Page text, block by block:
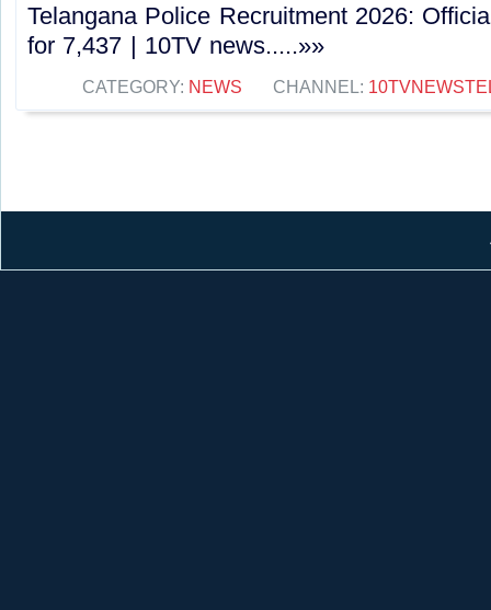
Telangana Police Recruitment 2026:
for 7,437 | 10TV news.....»»
CATEGORY: NEWS CHANNEL: